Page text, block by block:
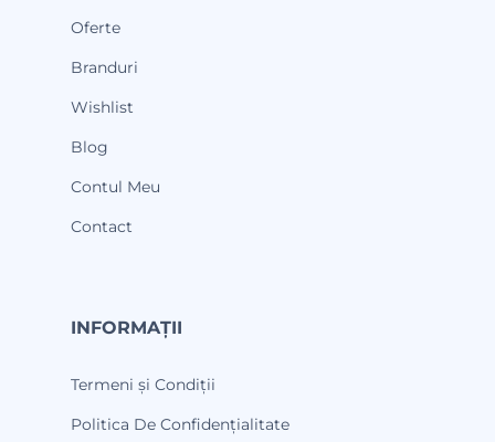
Oferte
Branduri
Wishlist
Blog
Contul Meu
Contact
INFORMAȚII
Termeni și Condiții
Politica De Confidențialitate